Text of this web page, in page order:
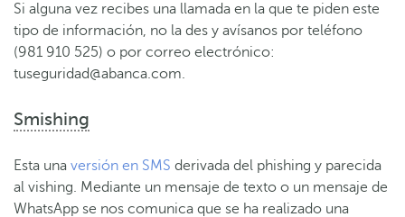
Si alguna vez recibes una llamada en la que te piden este
tipo de información, no la des y avísanos por teléfono
(981 910 525) o por correo electrónico:
tuseguridad@abanca.com.
Smishing
Esta una versión en SMS derivada del phishing y parecida
al vishing. Mediante un mensaje de texto o un mensaje de
WhatsApp se nos comunica que se ha realizado una